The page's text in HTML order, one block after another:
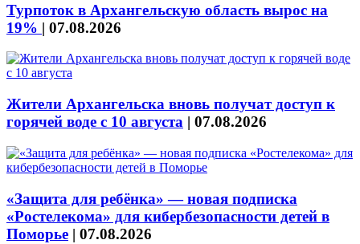
Турпоток в Архангельскую область вырос на
19% | 07.08.2026
Жители Архангельска вновь получат доступ к
горячей воде с 10 августа | 07.08.2026
«Защита для ребёнка» — новая подписка
«Ростелекома» для кибербезопасности детей в
Поморье | 07.08.2026